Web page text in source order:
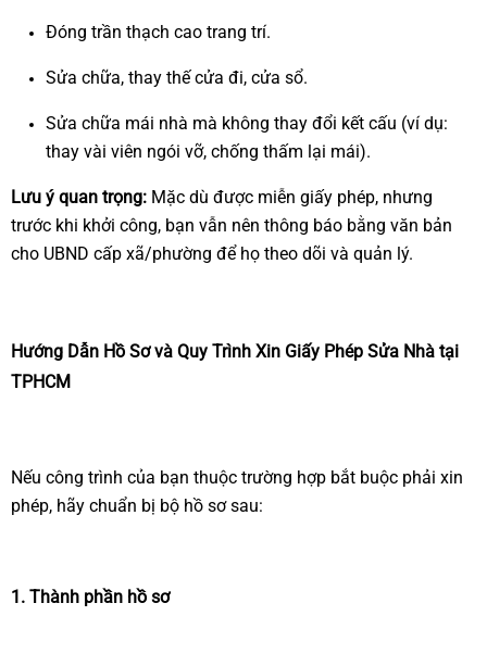
Đóng trần thạch cao trang trí.
Sửa chữa, thay thế cửa đi, cửa sổ.
Sửa chữa mái nhà mà không thay đổi kết cấu (ví dụ:
thay vài viên ngói vỡ, chống thấm lại mái).
Lưu ý quan trọng: Mặc dù được miễn giấy phép, nhưng
trước khi khởi công, bạn vẫn nên thông báo bằng văn bản
cho UBND cấp xã/phường để họ theo dõi và quản lý.
Hướng Dẫn Hồ Sơ và Quy Trình Xin Giấy Phép Sửa Nhà tại
TPHCM
Nếu công trình của bạn thuộc trường hợp bắt buộc phải xin
phép, hãy chuẩn bị bộ hồ sơ sau:
1. Thành phần hồ sơ